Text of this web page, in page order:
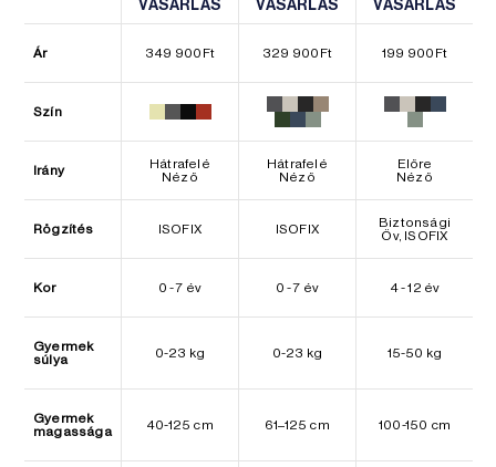
VÁSÁRLÁS
VÁSÁRLÁS
VÁSÁRLÁS
VÁSÁRLÁS
VÁSÁRLÁS
VÁSÁRLÁS
Ár 349 900 Ft 329 900 Ft 199 900 Ft
Szín
Irány
Hátrafelé
Néző
Hátrafelé
Néző
Előre
Néző
Rögzítés ISOFIX ISOFIX
Biztonsági
Öv, ISOFIX
Kor 0 - 7 év 0 - 7 év 4 - 12 év
Gyermek
súlya
0-23 kg 0-23 kg 15-50 kg
Gyermek
magassága
40-125 cm 61–125 cm 100-150 cm